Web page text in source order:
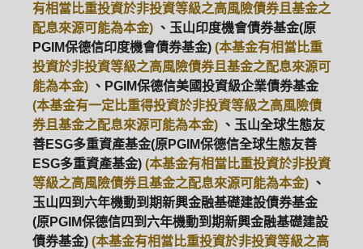
有相當比重投資於非投資等級之高風險債券且基金之
配息來源可能為本金) 、玉山印度機會債券基金(原
PGIM保德信印度機會債券基金) (本基金有相當比重
投資於非投資等級之高風險債券且基金之配息來源可
能為本金) 、PGIM保德信美國投資級企業債券基金
(本基金有一定比重得投資於非投資等級之高風險債
券且基金之配息來源可能為本金) 、玉山全球生態友
善ESG多重資產基金(原PGIM保德信全球生態友善
ESG多重資產基金) (本基金有相當比重投資於非投資
等級之高風險債券且基金之配息來源可能為本金) 、
玉山四到六年機動到期新興金融基礎建設債券基金
(原PGIM保德信四到六年機動到期新興金融基礎建設
債券基金) (本基金有相當比重投資於非投資等級之高